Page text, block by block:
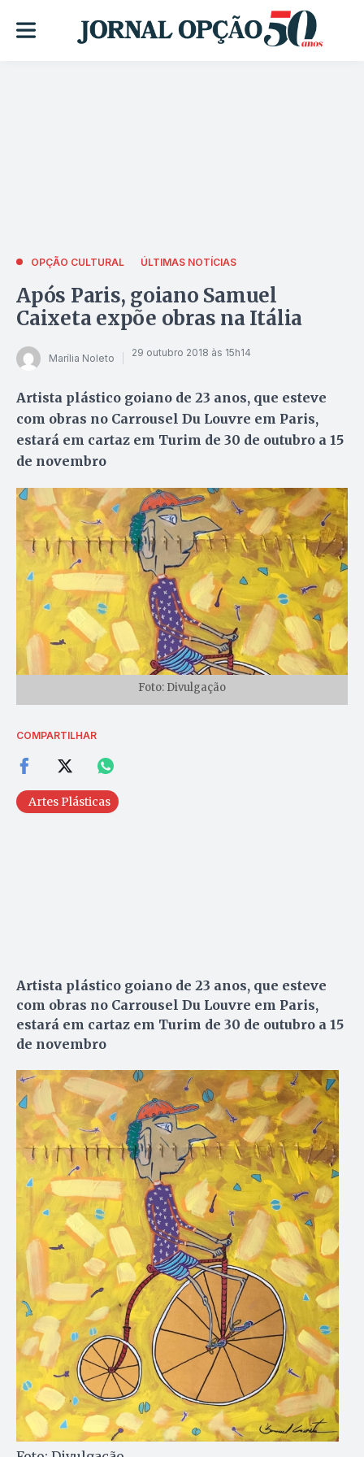
OPÇÃO CULTURAL ÚLTIMAS NOTÍCIAS
Após Paris, goiano Samuel
Caixeta expõe obras na Itália
Marília Noleto 29 outubro 2018 às 15h14
Artista plástico goiano de 23 anos, que esteve
com obras no Carrousel Du Louvre em Paris,
estará em cartaz em Turim de 30 de outubro a 15
de novembro
Foto: Divulgação
COMPARTILHAR
Artes Plásticas
Artista plástico goiano de 23 anos, que esteve
com obras no Carrousel Du Louvre em Paris,
estará em cartaz em Turim de 30 de outubro a 15
de novembro